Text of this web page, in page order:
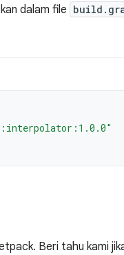
dalam file
Beri tahu kami